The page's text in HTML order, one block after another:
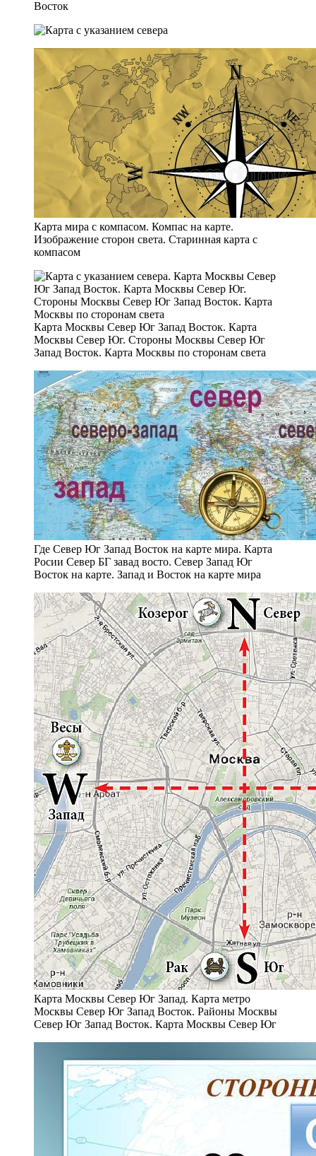
Восток
Карта мира с компасом. Компас на карте.
Изображение сторон света. Старинная карта с
компасом
Карта Москвы Север Юг Запад Восток. Карта
Москвы Север Юг. Стороны Москвы Север Юг
Запад Восток. Карта Москвы по сторонам света
Где Север Юг Запад Восток на карте мира. Карта
Росии Север БГ завад восто. Север Запад Юг
Восток на карте. Запад и Восток на карте мира
Карта Москвы Север Юг Запад. Карта метро
Москвы Север Юг Запад Восток. Районы Москвы
Север Юг Запад Восток. Карта Москвы Север Юг